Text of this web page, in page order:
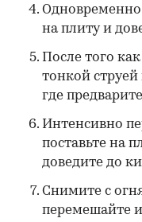
Одновременно
на плиту и
После того
тонкой струей
где
Интенсивно
поставьте на
доведите до
Снимите с
перемешайте